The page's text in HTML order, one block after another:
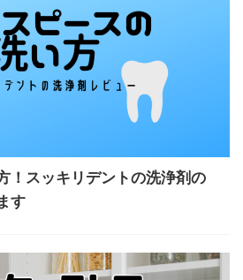
！スッキリデントの洗浄剤の
す